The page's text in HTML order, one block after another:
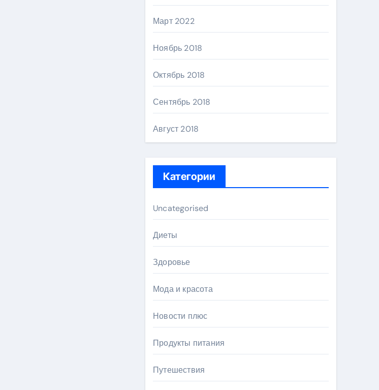
Март 2022
Ноябрь 2018
Октябрь 2018
Сентябрь 2018
Август 2018
Категории
Uncategorised
Диеты
Здоровье
Мода и красота
Новости плюс
Продукты питания
Путешествия